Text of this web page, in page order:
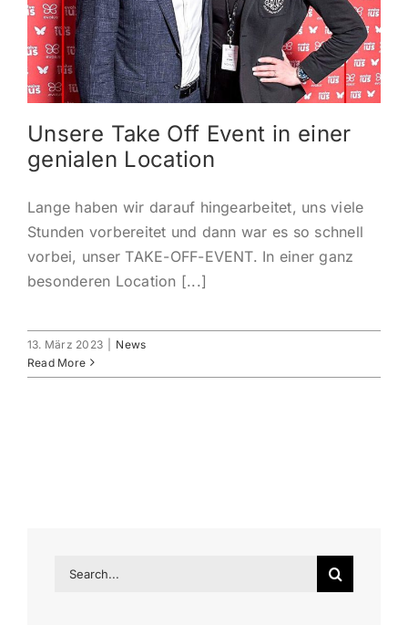
KONTAKT
ANMELDEN
IHR WARENKORB
SEARCH
Unsere Take Off Event in einer
genialen Location
Lange haben wir darauf hingearbeitet, uns viele
Stunden vorbereitet und dann war es so schnell
vorbei, unser TAKE-OFF-EVENT. In einer ganz
besonderen Location [...]
13. März 2023
News
Read More
Search